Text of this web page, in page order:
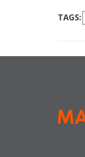
TAGS: